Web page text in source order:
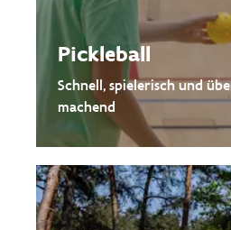
Pickleball
Schnell, spielerisch und
machend